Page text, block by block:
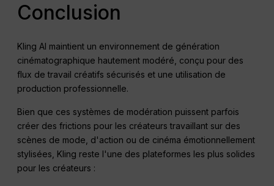
Conclusion
Kling AI maintient un environnement de génération
cinématographique hautement modéré, conçu pour des
flux de travail créatifs sécurisés et une utilisation de
production professionnelle.
Bien que ces systèmes de modération puissent parfois
créer des frictions pour les créateurs travaillant sur des
scènes de mode, d'action ou de cinéma émotionnellement
stylisées, Kling reste l'une des plateformes les plus solides
pour les créateurs :